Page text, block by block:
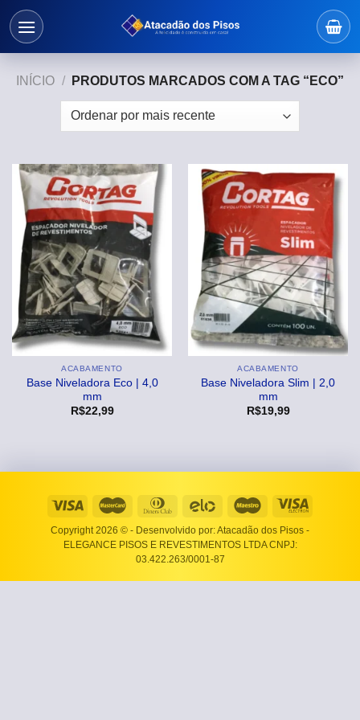
Skip
INÍCIO / PRODUTOS MARCADOS COM A TAG “ECO”
ACABAMENTO
Base Niveladora Eco | 4,0
mm
R$22,99
ACABAMENTO
Base Niveladora Slim | 2,0
mm
R$19,99
Copyright 2026 © - Desenvolvido por: Atacadão dos Pisos -
ELEGANCE PISOS E REVESTIMENTOS LTDA CNPJ:
03.422.263/0001-87